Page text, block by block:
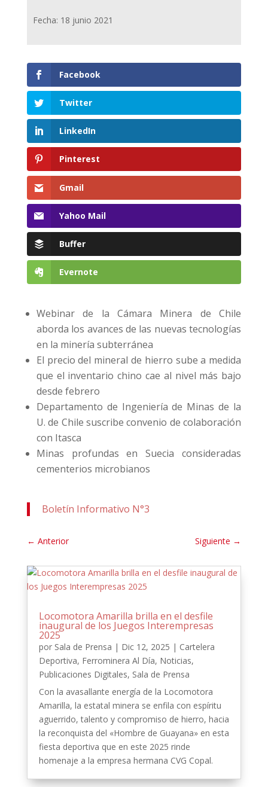
Fecha: 18 junio 2021
Facebook
Twitter
LinkedIn
Pinterest
Gmail
Yahoo Mail
Buffer
Evernote
Webinar de la Cámara Minera de Chile
aborda los avances de las nuevas tecnologías
en la minería subterránea
El precio del mineral de hierro sube a medida
que el inventario chino cae al nivel más bajo
desde febrero
Departamento de Ingeniería de Minas de la
U. de Chile suscribe convenio de colaboración
con Itasca
Minas profundas en Suecia consideradas
cementerios microbianos
Boletín Informativo N°3
← Anterior Siguiente →
Locomotora Amarilla brilla en el desfile
inaugural de los Juegos Interempresas
2025
por Sala de Prensa | Dic 12, 2025 | Cartelera
Deportiva, Ferrominera Al Día, Noticias,
Publicaciones Digitales, Sala de Prensa
Con la avasallante energía de la Locomotora
Amarilla, la estatal minera se enfila con espíritu
aguerrido, talento y compromiso de hierro, hacia
la reconquista del «Hombre de Guayana» en esta
fiesta deportiva que en este 2025 rinde
homenaje a la empresa hermana CVG Copal.